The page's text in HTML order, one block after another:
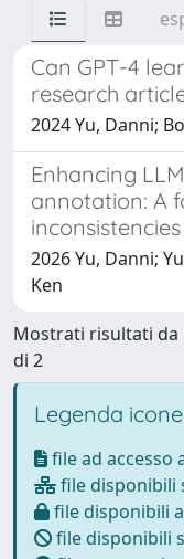
Can GPT-4
research
2024 Yu, Danni;
Enhancing
annotation: A
inconsistencies
2026 Yu, Danni;
Ken
Mostrati risultati da
di 2
Legenda icone
file ad accesso
file disponibili
file disponibili
file disponibili